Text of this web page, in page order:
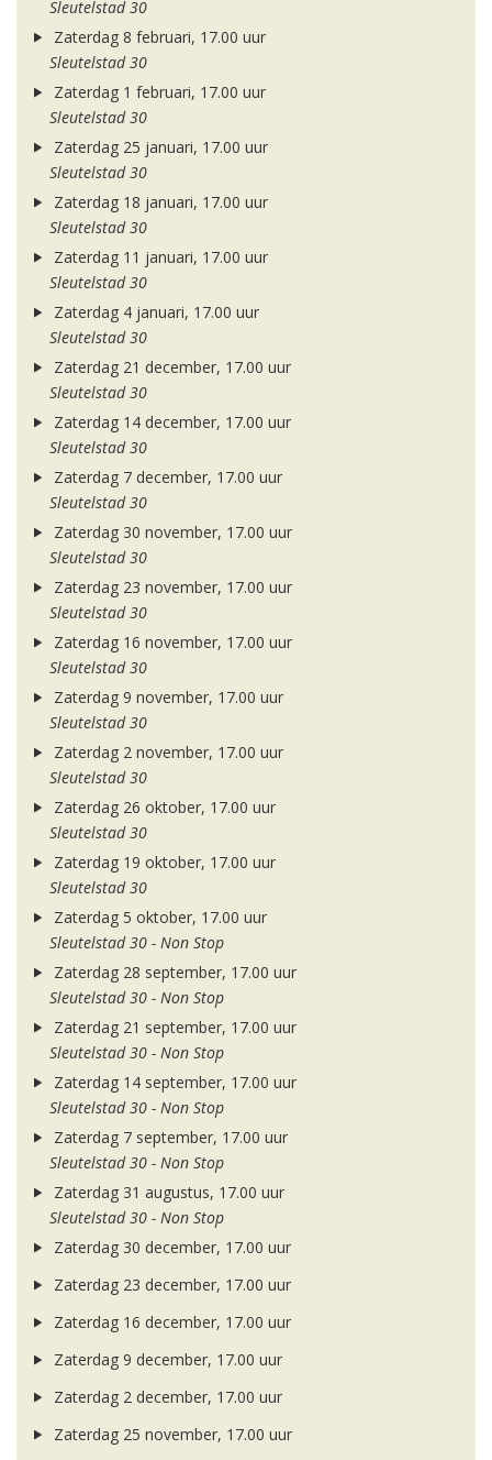
Sleutelstad 30
Zaterdag 8 februari, 17.00 uur
Sleutelstad 30
Zaterdag 1 februari, 17.00 uur
Sleutelstad 30
Zaterdag 25 januari, 17.00 uur
Sleutelstad 30
Zaterdag 18 januari, 17.00 uur
Sleutelstad 30
Zaterdag 11 januari, 17.00 uur
Sleutelstad 30
Zaterdag 4 januari, 17.00 uur
Sleutelstad 30
Zaterdag 21 december, 17.00 uur
Sleutelstad 30
Zaterdag 14 december, 17.00 uur
Sleutelstad 30
Zaterdag 7 december, 17.00 uur
Sleutelstad 30
Zaterdag 30 november, 17.00 uur
Sleutelstad 30
Zaterdag 23 november, 17.00 uur
Sleutelstad 30
Zaterdag 16 november, 17.00 uur
Sleutelstad 30
Zaterdag 9 november, 17.00 uur
Sleutelstad 30
Zaterdag 2 november, 17.00 uur
Sleutelstad 30
Zaterdag 26 oktober, 17.00 uur
Sleutelstad 30
Zaterdag 19 oktober, 17.00 uur
Sleutelstad 30
Zaterdag 5 oktober, 17.00 uur
Sleutelstad 30 - Non Stop
Zaterdag 28 september, 17.00 uur
Sleutelstad 30 - Non Stop
Zaterdag 21 september, 17.00 uur
Sleutelstad 30 - Non Stop
Zaterdag 14 september, 17.00 uur
Sleutelstad 30 - Non Stop
Zaterdag 7 september, 17.00 uur
Sleutelstad 30 - Non Stop
Zaterdag 31 augustus, 17.00 uur
Sleutelstad 30 - Non Stop
Zaterdag 30 december, 17.00 uur
Zaterdag 23 december, 17.00 uur
Zaterdag 16 december, 17.00 uur
Zaterdag 9 december, 17.00 uur
Zaterdag 2 december, 17.00 uur
Zaterdag 25 november, 17.00 uur